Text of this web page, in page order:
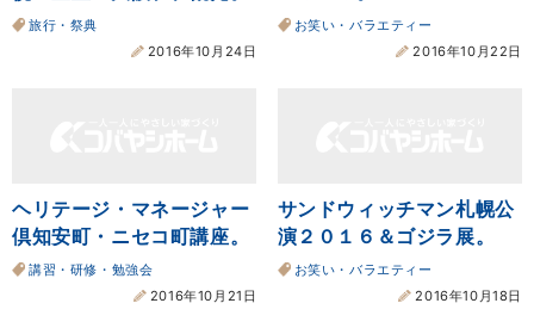
旅行・祭典
2016年10月24日
お笑い・バラエティー
2016年10月22日
ヘリテージ・マネージャー
倶知安町・ニセコ町講座。
講習・研修・勉強会
2016年10月21日
サンドウィッチマン札幌公
演２０１６＆ゴジラ展。
お笑い・バラエティー
2016年10月18日